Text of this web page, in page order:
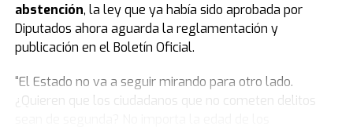
abstención, la ley que ya había sido aprobada por
Diputados ahora aguarda la reglamentación y
publicación en el Boletín Oficial.
“El Estado no va a seguir mirando para otro lado.
¿Quieren que los ciudadanos que no cometen delitos